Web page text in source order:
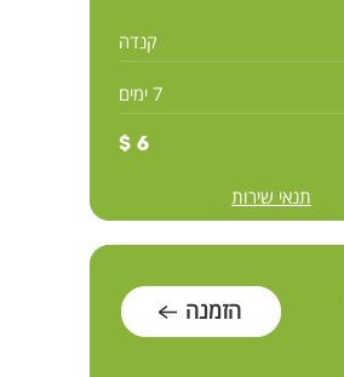
קנדה
7 ימים
6 $
תנאי שירות
הזמנה